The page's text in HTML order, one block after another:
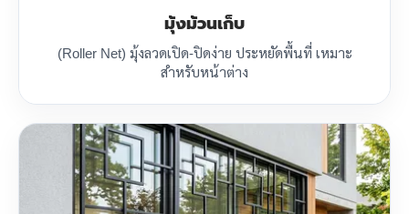
มุ้งม้วนเก็บ
(Roller Net) มุ้งลวดเปิด-ปิดง่าย ประหยัดพื้นที่ เหมาะ
สำหรับหน้าต่าง